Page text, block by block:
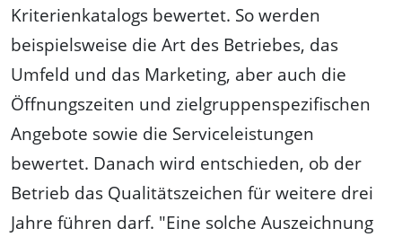
Kriterienkatalogs bewertet. So werden
beispielsweise die Art des Betriebes, das
Umfeld und das Marketing, aber auch die
Öffnungszeiten und zielgruppenspezifischen
Angebote sowie die Serviceleistungen
bewertet. Danach wird entschieden, ob der
Betrieb das Qualitätszeichen für weitere drei
Jahre führen darf. "Eine solche Auszeichnung